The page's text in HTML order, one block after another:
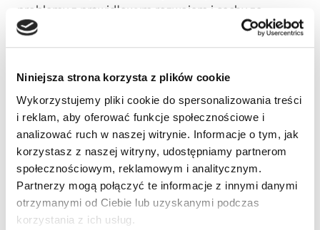
Niniejsza strona korzysta z plików cookie
Wykorzystujemy pliki cookie do spersonalizowania treści
i reklam, aby oferować funkcje społecznościowe i
analizować ruch w naszej witrynie. Informacje o tym, jak
korzystasz z naszej witryny, udostępniamy partnerom
społecznościowym, reklamowym i analitycznym.
Partnerzy mogą połączyć te informacje z innymi danymi
otrzymanymi od Ciebie lub uzyskanymi podczas
korzystania z ich usług.
problemy z prawidłowym rozwojem i cechy ze
spektrum autyzmu. Potrzebuję specjalistycznych
badań,które nie są refundowane przez
najwięcej,bym mógł dogonić rówieśników i mógł w
przyszłości być samodzielny. To wszystko jest
drogie,a im szybciej zrobię badania i podejmę
terapię,tym większe szanse na normalne życie.
Pomożesz?